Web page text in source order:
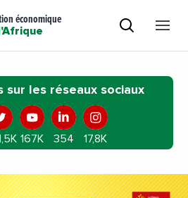
économique
sur les réseaux sociaux
167K 354 17,8K